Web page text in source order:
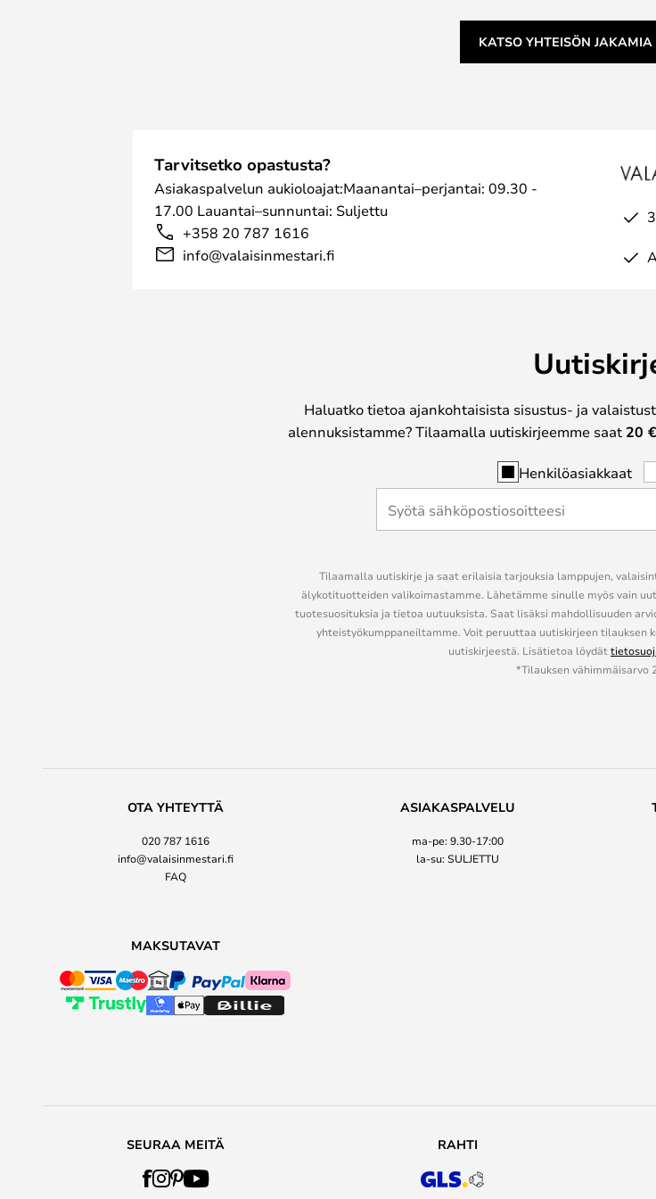
KATSO YHTEISÖN
Tarvitsetko opastusta?
Asiakaspalvelun aukioloajat:Maanantai–perjantai: 09.30 -
17.00 Lauantai–sunnuntai: Suljettu
+358 20 787 1616
info@valaisinmestari.fi
Haluatko tietoa ajankohtaisista sisustus- ja
alennuksistamme? Tilaamalla uutiskirjeemme saat 20
Henkilöasiakkaat
Tilaamalla uutiskirje ja saat erilaisia tarjouksia lamppujen,
älykotituotteiden valikoimastamme. Lähetämme sinulle myös vain
tuotesuosituksia ja tietoa uutuuksista. Saat lisäksi mahdollisuuden
yhteistyökumppaneiltamme. Voit peruuttaa uutiskirjeen tilauksen
uutiskirjeestä. Lisätietoa löydät
*Tilauksen vähimmäisarvo
OTA YHTEYTTÄ
020 787 1616
info@valaisinmestari.fi
FAQ
ASIAKASPALVELU
ma-pe: 9.30-17:00
la-su: SULJETTU
MAKSUTAVAT
SEURAA MEITÄ RAHTI